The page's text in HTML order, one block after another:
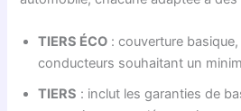
TIERS ÉCO : couverture
conducteurs souhaitant un
TIERS : inclut les garanties de